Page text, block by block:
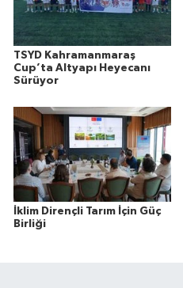
TSYD Kahramanmaraş
Cup’ta Altyapı Heyecanı
Sürüyor
İklim Dirençli Tarım İçin Güç
Birliği